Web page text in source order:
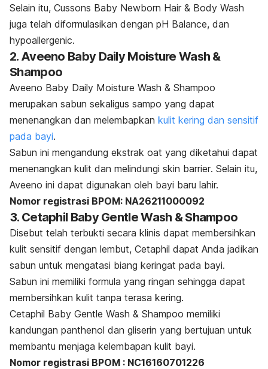
Selain itu, Cussons Baby Newborn Hair & Body Wash
juga telah diformulasikan dengan pH Balance, dan
hypoallergenic.
2. Aveeno Baby Daily Moisture Wash &
Shampoo
Aveeno Baby Daily Moisture Wash & Shampoo
merupakan sabun sekaligus sampo yang dapat
menenangkan dan melembapkan kulit kering dan sensitif
pada bayi.
Sabun ini mengandung ekstrak oat yang diketahui dapat
menenangkan kulit dan melindungi skin barrier. Selain itu,
Aveeno ini dapat digunakan oleh bayi baru lahir.
Nomor registrasi BPOM: NA26211000092
3. Cetaphil Baby Gentle Wash & Shampoo
Disebut telah terbukti secara klinis dapat membersihkan
kulit sensitif dengan lembut, Cetaphil dapat Anda jadikan
sabun untuk mengatasi biang keringat pada bayi.
Sabun ini memiliki formula yang ringan sehingga dapat
membersihkan kulit tanpa terasa kering.
Cetaphil Baby Gentle Wash & Shampoo memiliki
kandungan panthenol dan gliserin yang bertujuan untuk
membantu menjaga kelembapan kulit bayi.
Nomor registrasi BPOM : NC16160701226